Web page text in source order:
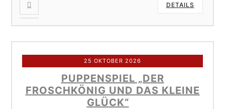
DETAILS
25 OKTOBER 2026
PUPPENSPIEL „DER
FROSCHKÖNIG UND DAS KLEINE
GLÜCK“